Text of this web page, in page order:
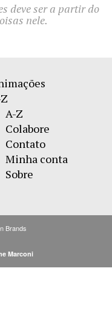
deve ser a partir do
nele.
A-Z
Colabore
Contato
Minha conta
Sobre
Brands
Marconi